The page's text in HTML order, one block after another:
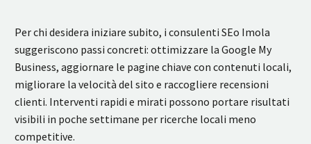
Per chi desidera iniziare subito, i consulenti SEo Imola
suggeriscono passi concreti: ottimizzare la Google My
Business, aggiornare le pagine chiave con contenuti locali,
migliorare la velocità del sito e raccogliere recensioni
clienti. Interventi rapidi e mirati possono portare risultati
visibili in poche settimane per ricerche locali meno
competitive.